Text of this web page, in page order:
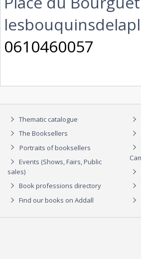
0610460057
Thematic catalogue
The Booksellers
Portraits of booksellers
Events (Shows, Fairs, Public
sales)
Book professions directory
Find our books on Addall